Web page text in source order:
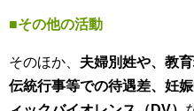
■その他の活動
そのほか、 夫婦別姓や、教
伝統行事等での待遇差、妊